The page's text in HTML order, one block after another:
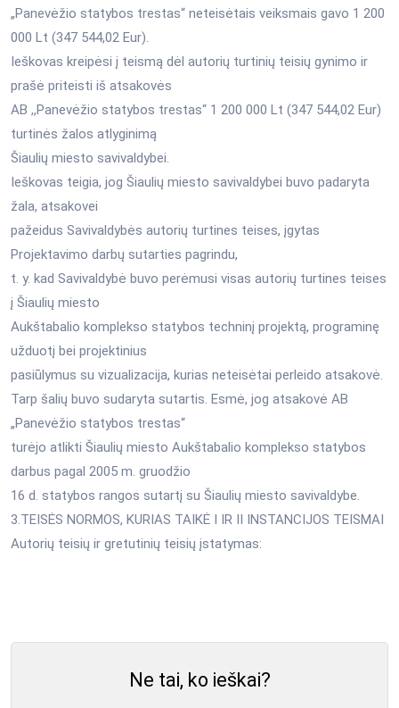
„Panevėžio statybos trestas“ neteisėtais veiksmais gavo 1 200
000 Lt (347 544,02 Eur).
Ieškovas kreipėsi į teismą dėl autorių turtinių teisių gynimo ir
prašė priteisti iš atsakovės
AB ,,Panevėžio statybos trestas“ 1 200 000 Lt (347 544,02 Eur)
turtinės žalos atlyginimą
Šiaulių miesto savivaldybei.
Ieškovas teigia, jog Šiaulių miesto savivaldybei buvo padaryta
žala, atsakovei
pažeidus Savivaldybės autorių turtines teises, įgytas
Projektavimo darbų sutarties pagrindu,
t. y. kad Savivaldybė buvo perėmusi visas autorių turtines teises
į Šiaulių miesto
Aukštabalio komplekso statybos techninį projektą, programinę
užduotį bei projektinius
pasiūlymus su vizualizacija, kurias neteisėtai perleido atsakovė.
Tarp šalių buvo sudaryta sutartis. Esmė, jog atsakovė AB
„Panevėžio statybos trestas“
turėjo atlikti Šiaulių miesto Aukštabalio komplekso statybos
darbus pagal 2005 m. gruodžio
16 d. statybos rangos sutartį su Šiaulių miesto savivaldybe.
3.TEISĖS NORMOS, KURIAS TAIKĖ I IR II INSTANCIJOS TEISMAI
Autorių teisių ir gretutinių teisių įstatymas:
Ne tai, ko ieškai?